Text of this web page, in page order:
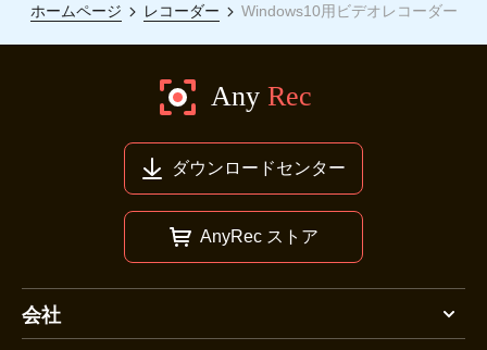
ホームページ レコーダー Windows10用ビデオレコーダー
ダウンロードセンター
AnyRec ストア
会社